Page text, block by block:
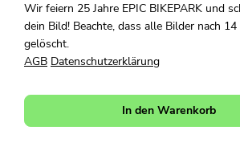
Wir feiern 25 Jahre EPIC BIKEPARK und
dein Bild! Beachte, dass alle Bilder nach 14
gelöscht.
AGB Datenschutzerklärung
In den Warenkorb